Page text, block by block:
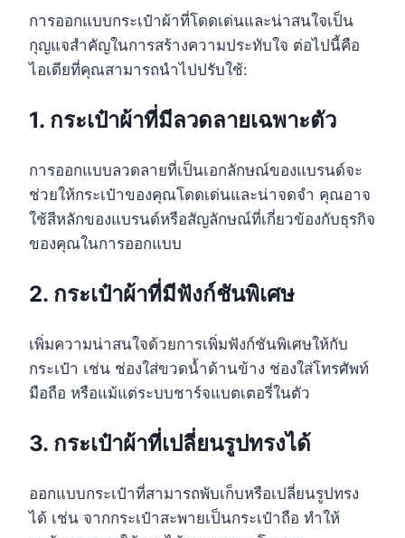
การออกแบบกระเป๋าผ้าที่โดดเด่นและน่าสนใจเป็น
กุญแจสำคัญในการสร้างความประทับใจ ต่อไปนี้คือ
ไอเดียที่คุณสามารถนำไปปรับใช้:
1. กระเป๋าผ้าที่มีลวดลายเฉพาะตัว
การออกแบบลวดลายที่เป็นเอกลักษณ์ของแบรนด์จะ
ช่วยให้กระเป๋าของคุณโดดเด่นและน่าจดจำ คุณอาจ
ใช้สีหลักของแบรนด์หรือสัญลักษณ์ที่เกี่ยวข้องกับธุรกิจ
ของคุณในการออกแบบ
2. กระเป๋าผ้าที่มีฟังก์ชันพิเศษ
เพิ่มความน่าสนใจด้วยการเพิ่มฟังก์ชันพิเศษให้กับ
กระเป๋า เช่น ช่องใส่ขวดน้ำด้านข้าง ช่องใส่โทรศัพท์
มือถือ หรือแม้แต่ระบบชาร์จแบตเตอรี่ในตัว
3. กระเป๋าผ้าที่เปลี่ยนรูปทรงได้
ออกแบบกระเป๋าที่สามารถพับเก็บหรือเปลี่ยนรูปทรง
ได้ เช่น จากกระเป๋าสะพายเป็นกระเป๋าถือ ทำให้